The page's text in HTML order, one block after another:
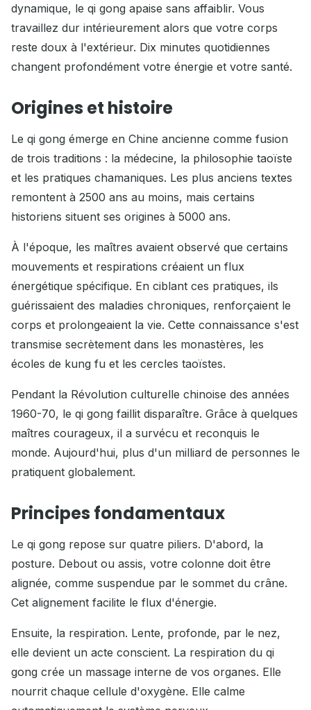
dynamique, le qi gong apaise sans affaiblir. Vous
travaillez dur intérieurement alors que votre corps
reste doux à l'extérieur. Dix minutes quotidiennes
changent profondément votre énergie et votre santé.
Origines et histoire
Le qi gong émerge en Chine ancienne comme fusion
de trois traditions : la médecine, la philosophie taoïste
et les pratiques chamaniques. Les plus anciens textes
remontent à 2500 ans au moins, mais certains
historiens situent ses origines à 5000 ans.
À l'époque, les maîtres avaient observé que certains
mouvements et respirations créaient un flux
énergétique spécifique. En ciblant ces pratiques, ils
guérissaient des maladies chroniques, renforçaient le
corps et prolongeaient la vie. Cette connaissance s'est
transmise secrètement dans les monastères, les
écoles de kung fu et les cercles taoïstes.
Pendant la Révolution culturelle chinoise des années
1960-70, le qi gong faillit disparaître. Grâce à quelques
maîtres courageux, il a survécu et reconquis le
monde. Aujourd'hui, plus d'un milliard de personnes le
pratiquent globalement.
Principes fondamentaux
Le qi gong repose sur quatre piliers. D'abord, la
posture. Debout ou assis, votre colonne doit être
alignée, comme suspendue par le sommet du crâne.
Cet alignement facilite le flux d'énergie.
Ensuite, la respiration. Lente, profonde, par le nez,
elle devient un acte conscient. La respiration du qi
gong crée un massage interne de vos organes. Elle
nourrit chaque cellule d'oxygène. Elle calme